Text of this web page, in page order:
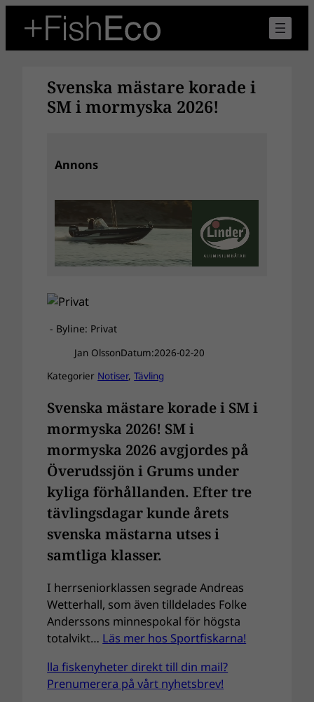
innehåll
Svenska mästare korade i
SM i mormyska 2026!
Annons
- Byline: Privat
Jan OlssonDatum:2026-02-20
Kategorier Notiser, Tävling
Svenska mästare korade i SM i
mormyska 2026! SM i
mormyska 2026 avgjordes på
Överudssjön i Grums under
kyliga förhållanden. Efter tre
tävlingsdagar kunde årets
svenska mästarna utses i
samtliga klasser.
I herrseniorklassen segrade Andreas
Wetterhall, som även tilldelades Folke
Anderssons minnespokal för högsta
totalvikt… Läs mer hos Sportfiskarna!
lla fiskenyheter direkt till din mail?
Prenumerera på vårt nyhetsbrev!